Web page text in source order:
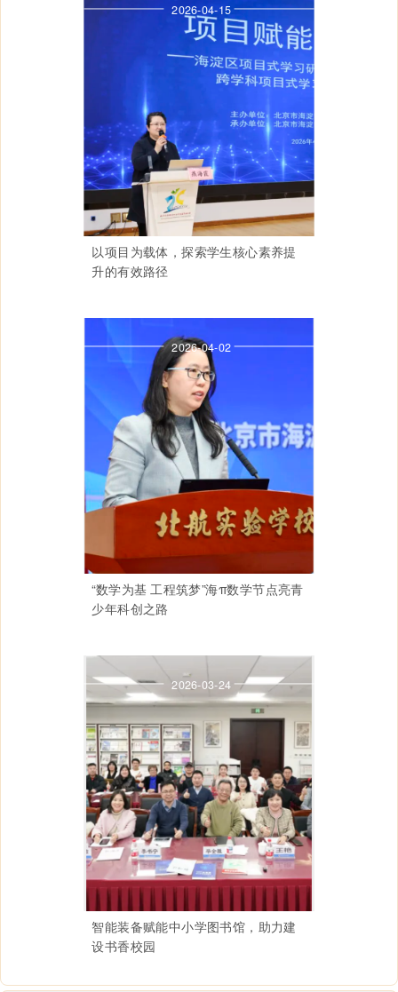
以项目为载体，探索学生核心素养提
升的有效路径
2026-04-15
“数学为基 工程筑梦”海π数学节点亮青
少年科创之路
2026-04-02
智能装备赋能中小学图书馆，助力建
设书香校园
2026-03-24